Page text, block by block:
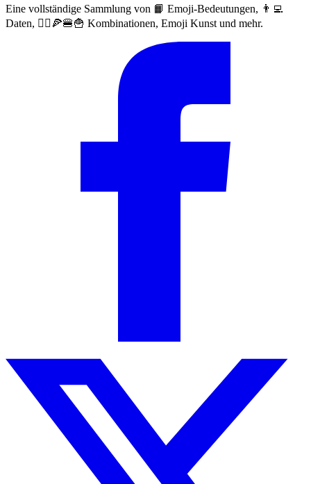
Eine vollständige Sammlung von 📙 Emoji-Bedeutungen, 👨‍💻
Daten, 🙅‍♀️🍕🍔🍟 Kombinationen, Emoji Kunst und mehr.